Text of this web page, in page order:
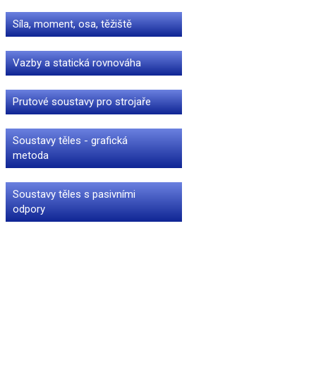
Síla, moment, osa, těžiště
Vazby a statická rovnováha
Prutové soustavy pro strojaře
Soustavy těles - grafická
metoda
Soustavy těles s pasivními
odpory